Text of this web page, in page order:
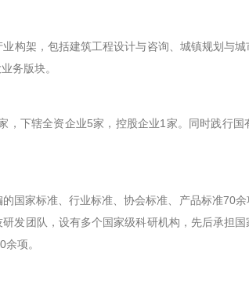
构架，包括建筑工程设计与咨询、城镇规划与
务版块。
下辖全资企业5家，控股企业1家。同时践行
国家标准、行业标准、协会标准、产品标准70
发团队，设有多个国家级科研机构，先后承担
项。